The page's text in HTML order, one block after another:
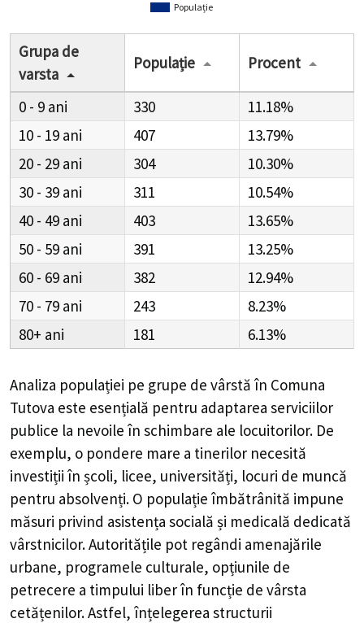
Populație
Grupa de
varsta
Populație Procent
0 - 9 330
11.18%
10 - 19
407
13.79%
20 - 29
304
10.30%
30 - 39
311
10.54%
40 - 49
403
13.65%
50 - 59
391
13.25%
60 - 69
382
12.94%
70 - 79
243
8.23%
80+
181 6.13%
Analiza populației pe grupe de vârstă în Comuna
Tutova este esențială pentru adaptarea serviciilor
publice la nevoile în schimbare ale locuitorilor. De
exemplu, o pondere mare a tinerilor necesită
investiții în școli, licee, universități, locuri de muncă
pentru absolvenți. O populație îmbătrânită impune
măsuri privind asistența socială și medicală dedicată
vârstnicilor. Autoritățile pot regândi amenajările
urbane, programele culturale, opțiunile de
petrecere a timpului liber în funcție de vârsta
cetățenilor. Astfel, înțelegerea structurii